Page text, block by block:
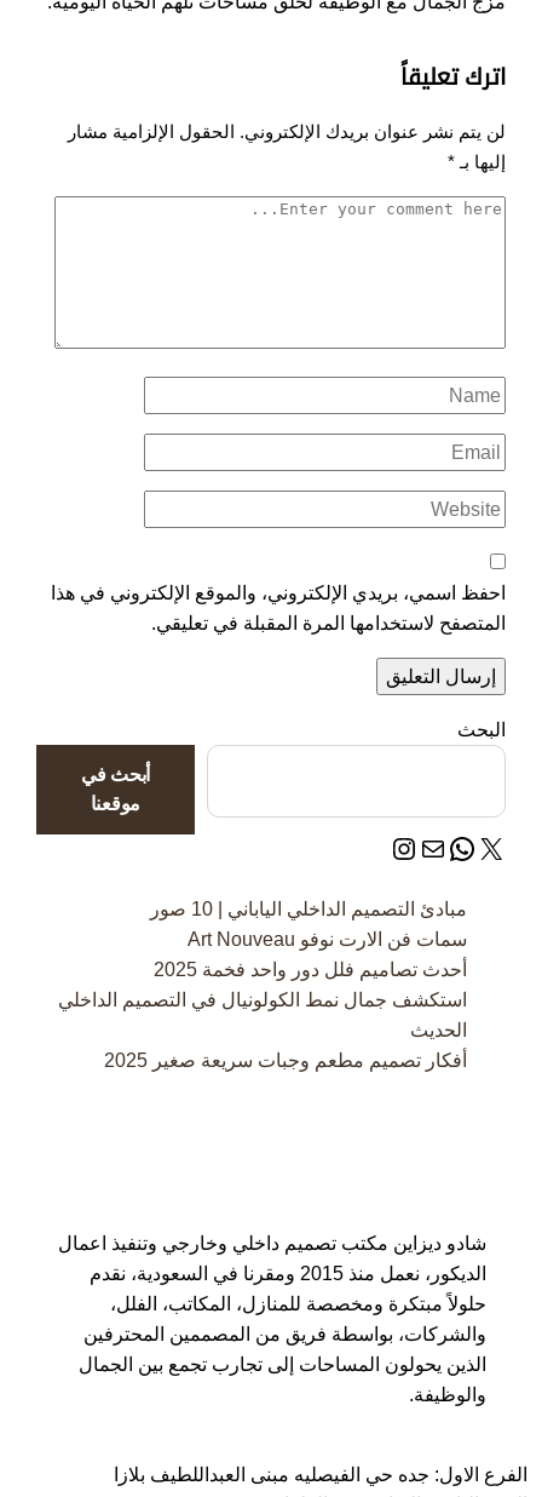
اترك تعليقاً
لن يتم نشر عنوان بريدك الإلكتروني. الحقول الإلزامية مشار
إليها بـ *
احفظ اسمي، بريدي الإلكتروني، والموقع الإلكتروني في هذا
المتصفح لاستخدامها المرة المقبلة في تعليقي.
البحث
أبحث في
موقعنا
إكسواتساب
بريدإنستجرام
مبادئ التصميم الداخلي الياباني | 10 صور
سمات فن الارت نوفو Art Nouveau
أحدث تصاميم فلل دور واحد فخمة 2025
استكشف جمال نمط الكولونيال في التصميم الداخلي
الحديث
أفكار تصميم مطعم وجبات سريعة صغير 2025
شادو ديزاين مكتب تصميم داخلي وخارجي وتنفيذ اعمال
الديكور، نعمل منذ 2015 ومقرنا في السعودية، نقدم
حلولاً مبتكرة ومخصصة للمنازل، المكاتب، الفلل،
والشركات، بواسطة فريق من المصممين المحترفين
الذين يحولون المساحات إلى تجارب تجمع بين الجمال
والوظيفة.
الفرع الاول: جده حي الفيصليه مبنى العبداللطيف بلازا